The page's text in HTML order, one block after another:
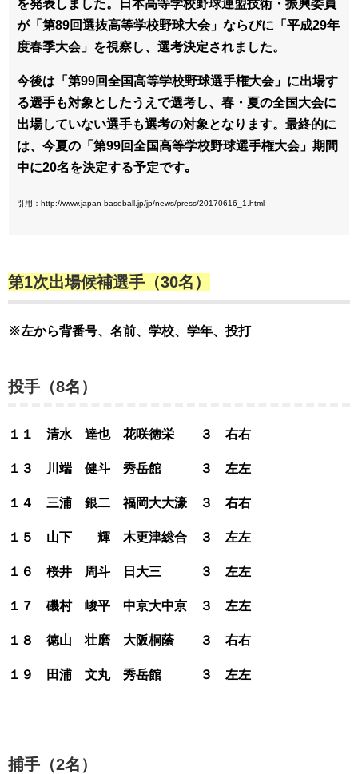
を発表しました。日本高等学校野球連盟技術・振興委員
が「第89回選抜高等学校野球大会」ならびに「平成29年
度春季大会」を視察し、選考決定されました。
今後は「第99回全国高等学校野球選手権大会」に出場す
る選手も対象としたうえで選考し、春・夏の全国大会に
出場していない選手も選考の対象となります。最終的に
は、今夏の「第99回全国高等学校野球選手権大会」期間
中に20名を決定する予定です｡
引用：http://www.japan-baseball.jp/jp/news/press/20170616_1.html
第1次出場候補選手（30名）
※左から背番号、名前、学校、学年、投打
投手（8名）
１１ 清水 達也 花咲徳栄 ３ 右右
１３ 川端 健斗 秀岳館 ３ 左左
１４ 三浦 銀二 福岡大大濠 ３ 右右
１５ 山下 輝 木更津総合 ３ 左左
１６ 桜井 周斗 日大三 ３ 左左
１７ 磯村 峻平 中京大中京 ３ 左左
１８ 徳山 壮磨 大阪桐蔭 ３ 右右
１９ 田浦 文丸 秀岳館 ３ 左左
捕手（2名）